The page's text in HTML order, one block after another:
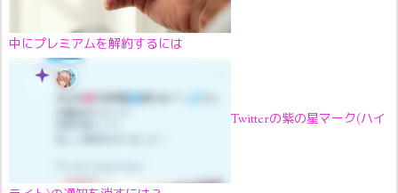
中にプレミアムを解約するには
Twitterの紫の星マーク(ハイ